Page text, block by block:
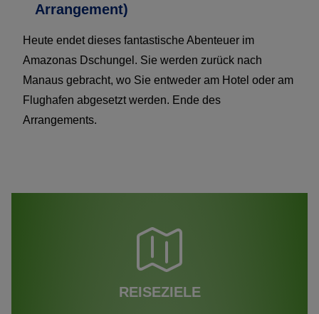
Arrangement)
Heute endet dieses fantastische Abenteuer im
Amazonas Dschungel. Sie werden zurück nach
Manaus gebracht, wo Sie entweder am Hotel oder am
Flughafen abgesetzt werden. Ende des
Arrangements.
REISEZIELE